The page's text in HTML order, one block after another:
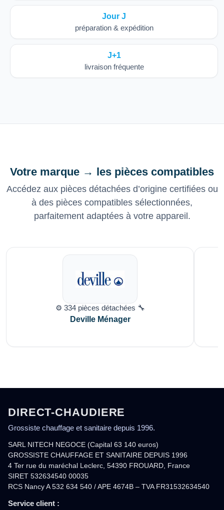
Jour J
préparation & expédition
J+1
livraison fréquente
Votre marque → les pièces compatibles
Accédez aux pièces détachées d’origine certifiées ou
à des pièces compatibles sélectionnées,
parfaitement adaptées à votre appareil.
⚙️ 334 pièces détachées 🔧
Deville Ménager
DIRECT-CHAUDIERE
Grossiste chauffage et sanitaire depuis 1996.
SARL NITECH NEGOCE (Capital 63 140 euros)
GROSSISTE CHAUFFAGE ET SANITAIRE DEPUIS 1996
4 Ter rue du maréchal Leclerc, 54390 FROUARD, France
SIRET 532634540 00035
RCS Nancy A 532 634 540 / APE 4674B – TVA FR31532634540
Service client :